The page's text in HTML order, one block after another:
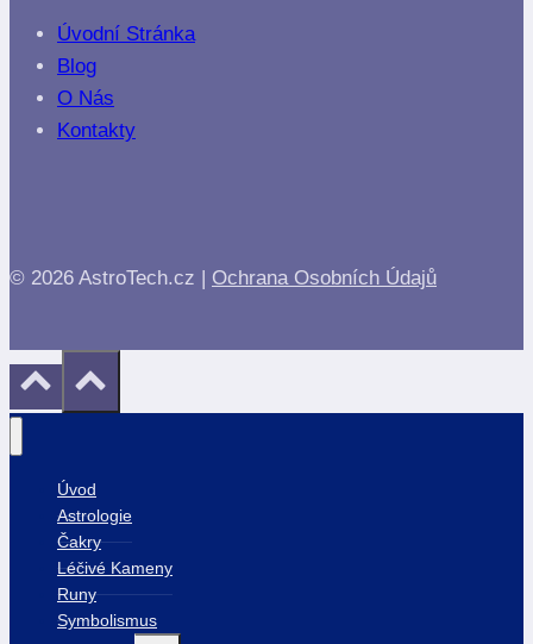
Úvodní Stránka
Blog
O Nás
Kontakty
© 2026 AstroTech.cz | Ochrana Osobních Údajů
Úvod
Astrologie
Čakry
Léčivé Kameny
Runy
Symbolismus